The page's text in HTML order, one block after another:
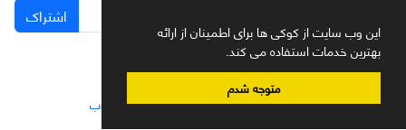
این وب سایت از کوکی ها برای اطمینان از ارائه
بهترین خدمات استفاده می کند.
متوجه شدم
اشتراک
سامانه مدیریت نشریات علمی.طراحی و پیاده سازی ازسیناوب